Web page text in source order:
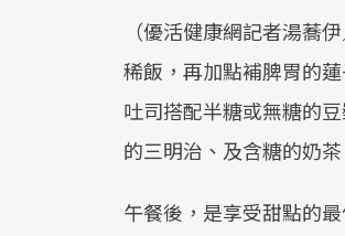
（優活健康網記者湯蕎
稀飯，再加點補脾胃的
吐司搭配半糖或無糖的
的三明治、及含糖的奶茶
午餐後，是享受甜點的